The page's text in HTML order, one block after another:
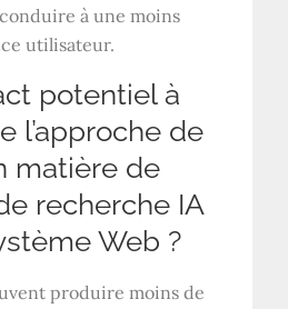
à une moins
utilisateur.
potentiel à
l’approche de
matière de
recherche IA
Web ?
produire moins de